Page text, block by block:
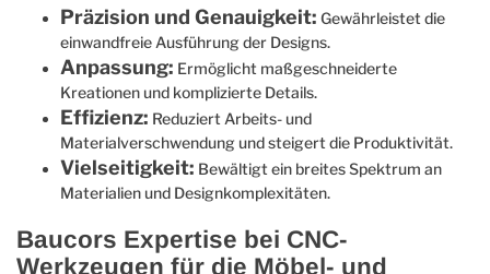
Präzision und Genauigkeit: Gewährleistet die
einwandfreie Ausführung der Designs.
Anpassung: Ermöglicht maßgeschneiderte
Kreationen und komplizierte Details.
Effizienz: Reduziert Arbeits- und
Materialverschwendung und steigert die Produktivität.
Vielseitigkeit: Bewältigt ein breites Spektrum an
Materialien und Designkomplexitäten.
Baucors Expertise bei CNC-
Werkzeugen für die Möbel- und